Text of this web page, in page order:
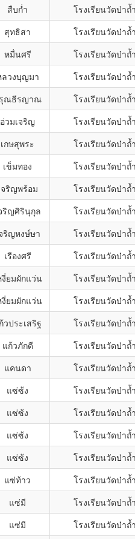
สืบก่ำ โรงเรียนวัดป่าถ้
สุทธิสา โรงเรียนวัดป่าถ้
หมื่นศรี โรงเรียนวัดป่าถ้
วงบุญมา โรงเรียนวัดป่าถ้
ณธีรญาณ โรงเรียนวัดป่าถ้
อ่วมเจริญ โรงเรียนวัดป่าถ้
เกษสุพระ โรงเรียนวัดป่าถ้
เข็มทอง โรงเรียนวัดป่าถ้
จริญพร้อม โรงเรียนวัดป่าถ้
ริญศิรินุกุล โรงเรียนวัดป่าถ้
ริญหงษ์ษา โรงเรียนวัดป่าถ้
เรืองศรี โรงเรียนวัดป่าถ้
งี่ยมผักแว่น โรงเรียนวัดป่าถ้
งี่ยมผักแว่น โรงเรียนวัดป่าถ้
วประเสริฐ โรงเรียนวัดป่าถ้
แก้วภักดี โรงเรียนวัดป่าถ้
แคนดา โรงเรียนวัดป่าถ้
แซ่ซ้ง โรงเรียนวัดป่าถ้
แซ่ซ้ง โรงเรียนวัดป่าถ้
แซ่ซ้ง โรงเรียนวัดป่าถ้
แซ่ซ้ง โรงเรียนวัดป่าถ้
แซ่ท้าว โรงเรียนวัดป่าถ้
แซ่มี โรงเรียนวัดป่าถ้
แซ่มี โรงเรียนวัดป่าถ้